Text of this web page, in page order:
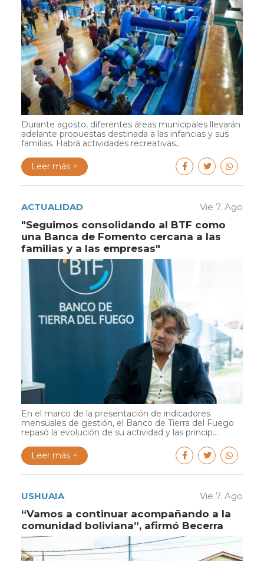
Durante agosto, diferentes áreas municipales llevarán
adelante propuestas destinada a las infancias y sus
familias. Habrá actividades recreativas...
Leer más +
ACTUALIDAD Vie 7. Ago
"Seguimos consolidando al BTF como
una Banca de Fomento cercana a las
familias y a las empresas"
En el marco de la presentación de indicadores
mensuales de gestión, el Banco de Tierra del Fuego
repasó la evolución de su actividad y las princip...
Leer más +
USHUAIA Vie 7. Ago
“Vamos a continuar acompañando a la
comunidad boliviana”, afirmó Becerra